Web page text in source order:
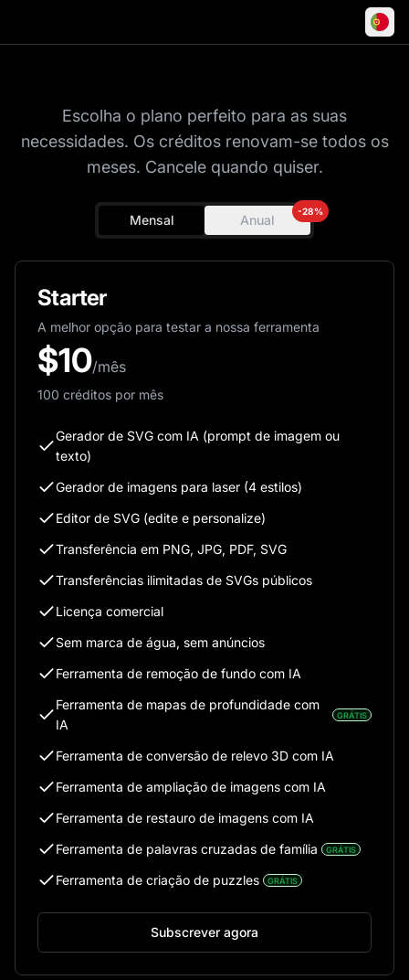
Escolha o plano perfeito para as suas
necessidades. Os créditos renovam-se todos os
meses. Cancele quando quiser.
Mensal Anual
-28%
Starter
A melhor opção para testar a nossa ferramenta
$10/mês
100 créditos por mês
Gerador de SVG com IA (prompt de imagem ou
texto)
Gerador de imagens para laser (4 estilos)
Editor de SVG (edite e personalize)
Transferência em PNG, JPG, PDF, SVG
Transferências ilimitadas de SVGs públicos
Licença comercial
Sem marca de água, sem anúncios
Ferramenta de remoção de fundo com IA
Ferramenta de mapas de profundidade com
IA
GRÁTIS
Ferramenta de conversão de relevo 3D com IA
Ferramenta de ampliação de imagens com IA
Ferramenta de restauro de imagens com IA
Ferramenta de palavras cruzadas de família
GRÁTIS
Ferramenta de criação de puzzles GRÁTIS
Subscrever agora